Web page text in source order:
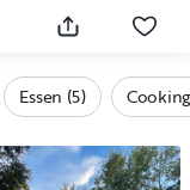
Essen (5)